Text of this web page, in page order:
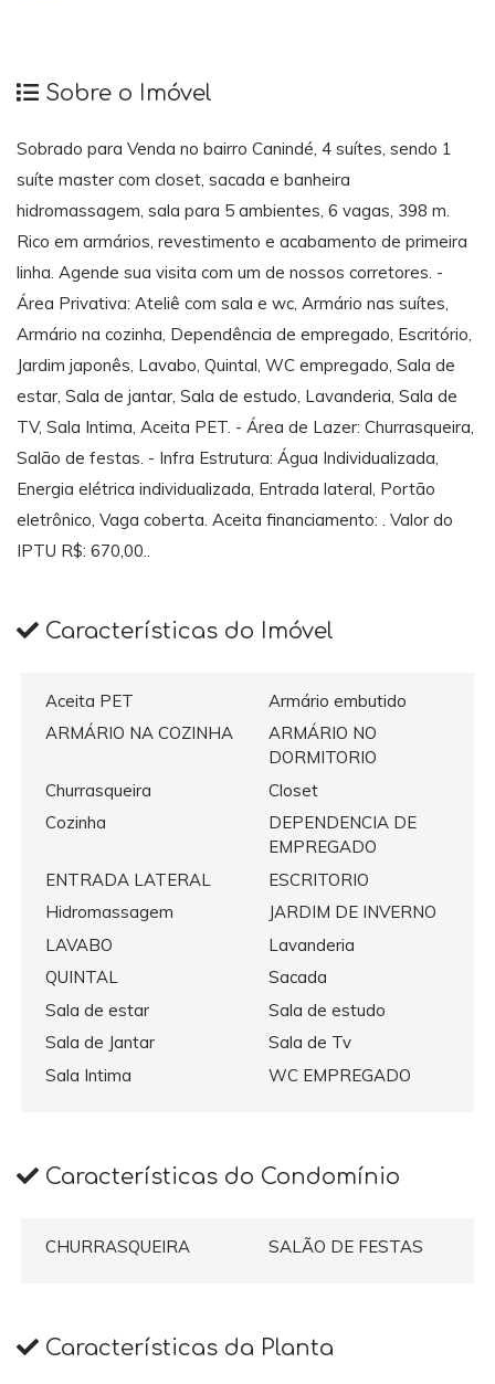
Sobre o Imóvel
Sobrado para Venda no bairro Canindé, 4 suítes, sendo 1
suíte master com closet, sacada e banheira
hidromassagem, sala para 5 ambientes, 6 vagas, 398 m.
Rico em armários, revestimento e acabamento de primeira
linha. Agende sua visita com um de nossos corretores. -
Área Privativa: Ateliê com sala e wc, Armário nas suítes,
Armário na cozinha, Dependência de empregado, Escritório,
Jardim japonês, Lavabo, Quintal, WC empregado, Sala de
estar, Sala de jantar, Sala de estudo, Lavanderia, Sala de
TV, Sala Intima, Aceita PET. - Área de Lazer: Churrasqueira,
Salão de festas. - Infra Estrutura: Água Individualizada,
Energia elétrica individualizada, Entrada lateral, Portão
eletrônico, Vaga coberta. Aceita financiamento: . Valor do
IPTU R$: 670,00..
Características do Imóvel
Aceita PET
Armário embutido
ARMÁRIO NA COZINHA
ARMÁRIO NO
DORMITORIO
Churrasqueira
Closet
Cozinha
DEPENDENCIA DE
EMPREGADO
ENTRADA LATERAL
ESCRITORIO
Hidromassagem
JARDIM DE INVERNO
LAVABO
Lavanderia
QUINTAL
Sacada
Sala de estar
Sala de estudo
Sala de Jantar
Sala de Tv
Sala Intima
WC EMPREGADO
Características do Condomínio
CHURRASQUEIRA SALÃO DE FESTAS
Características da Planta